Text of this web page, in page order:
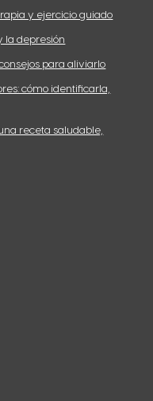
y ejercicio guiado
la depresión
para aliviarlo
cómo identificarla,
receta saludable,